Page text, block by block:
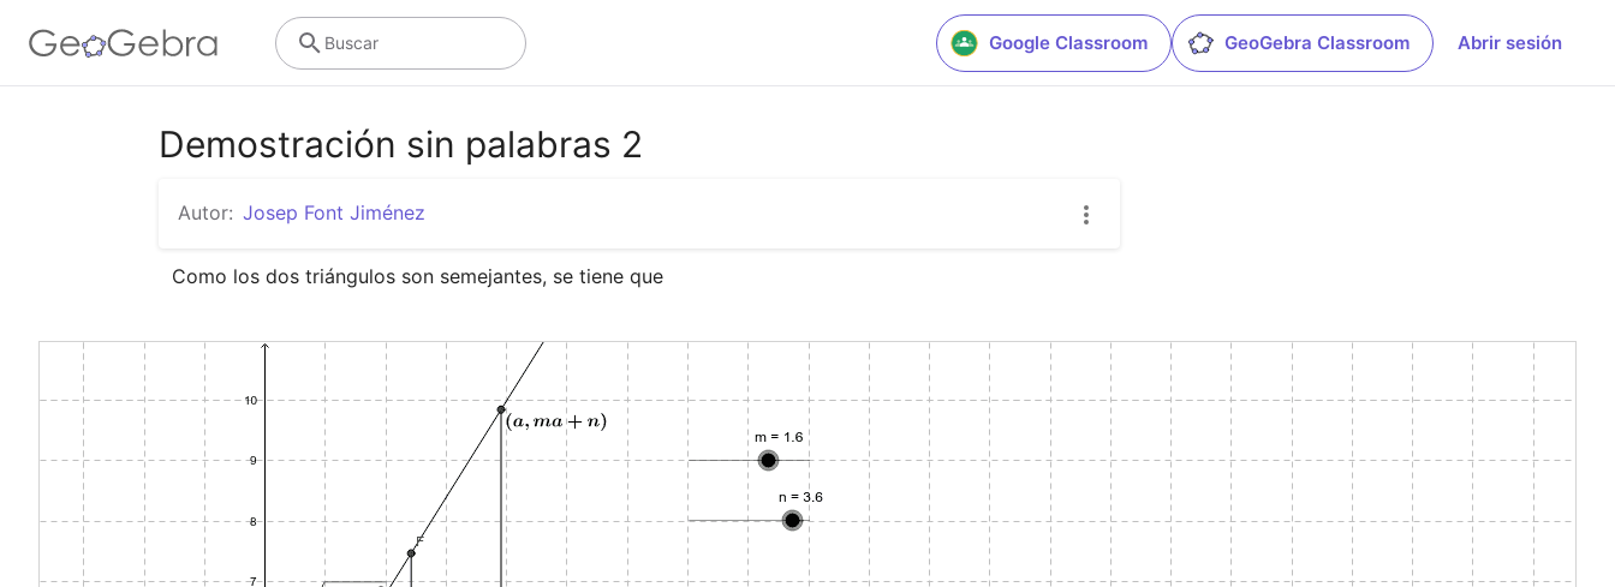
Google Classroom GeoGebra Classroom Abrir sesión
Buscar
Demostración sin palabras 2
Autor: Josep Font Jiménez
Como los dos triángulos son semejantes, se tiene que